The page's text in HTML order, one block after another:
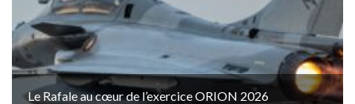
Le Rafale au cœur de l’exercice ORION 2026